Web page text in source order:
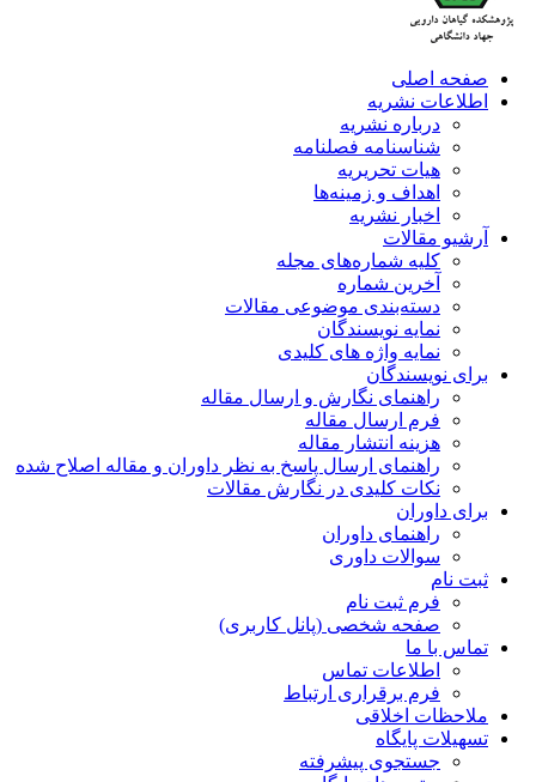
صفحه اصلی
اطلاعات نشریه
درباره نشریه
شناسنامه فصلنامه
هیات تحریریه
اهداف و زمینه‌ها
اخبار نشریه
آرشیو مقالات
کلیه شماره‌های مجله
آخرین شماره
دسته‌بندی موضوعی مقالات
نمایه نویسندگان
نمایه واژه های کلیدی
برای نویسندگان
راهنمای نگارش و ارسال مقاله
فرم ارسال مقاله
هزینه انتشار مقاله
راهنمای ارسال پاسخ به نظر داوران و مقاله اصلاح شده
نکات کلیدی در نگارش مقالات
برای داوران
راهنمای داوران
سوالات داوری
ثبت نام
فرم ثبت نام
صفحه شخصی (پانل کاربری)
تماس با ما
اطلاعات تماس
فرم برقراری ارتباط
ملاحظات اخلاقی
تسهیلات پایگاه
جستجوی پیشرفته